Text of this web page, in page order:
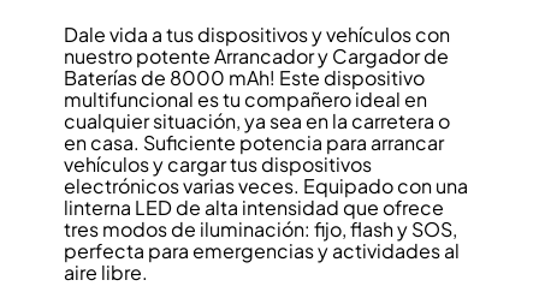
Dale vida a tus dispositivos y vehículos con
nuestro potente Arrancador y Cargador de
Baterías de 8000 mAh! Este dispositivo
multifuncional es tu compañero ideal en
cualquier situación, ya sea en la carretera o
en casa. Suficiente potencia para arrancar
vehículos y cargar tus dispositivos
electrónicos varias veces. Equipado con una
linterna LED de alta intensidad que ofrece
tres modos de iluminación: fijo, flash y SOS,
perfecta para emergencias y actividades al
aire libre.